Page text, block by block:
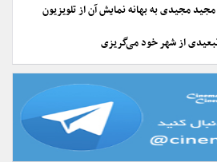
مجید مجیدی به بهانه نمایش آن از تلویزیون
از شهر خود می‌گریزی